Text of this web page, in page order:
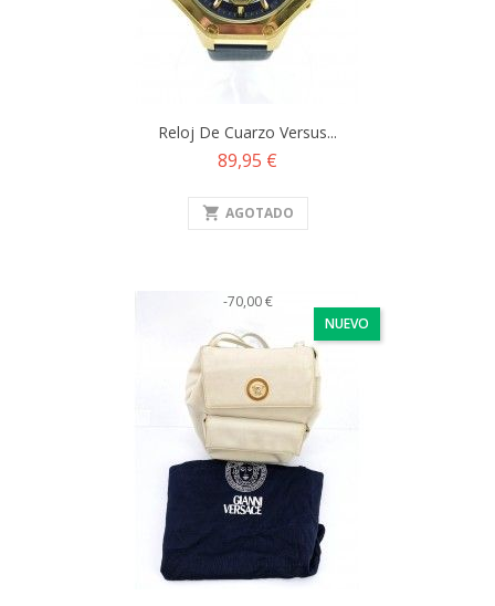
Reloj De Cuarzo Versus...
Precio
89,95 €
shopping_cart AGOTADO
NUEVO
-70,00 €